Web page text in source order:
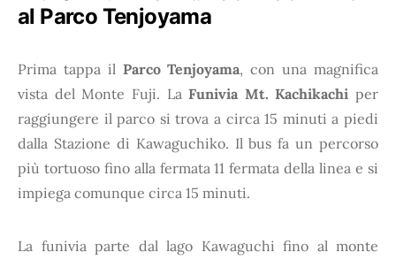
al Parco Tenjoyama
Prima tappa il Parco Tenjoyama, con una magnifica
vista del Monte Fuji. LaFunivia Mt. Kachikachi per
raggiungere il parco si trova a circa 15 minuti a piedi
dalla Stazione di Kawaguchiko. Il bus fa un percorso
più tortuoso fino alla fermata 11 fermata della linea e si
impiega comunque circa 15 minuti.
La funivia parte dal lago Kawaguchi fino al monte